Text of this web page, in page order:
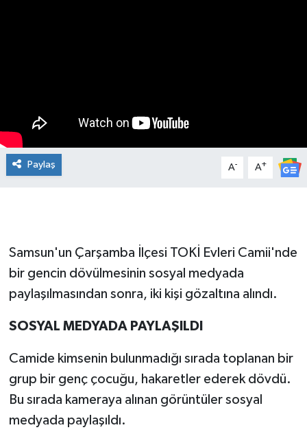
Paylaş A- A+
Samsun'un Çarşamba İlçesi TOKİ Evleri Camii'nde
bir gencin dövülmesinin sosyal medyada
paylaşılmasından sonra, iki kişi gözaltına alındı.
SOSYAL MEDYADA PAYLAŞILDI
Camide kimsenin bulunmadığı sırada toplanan bir
grup bir genç çocuğu, hakaretler ederek dövdü.
Bu sırada kameraya alınan görüntüler sosyal
medyada paylaşıldı.